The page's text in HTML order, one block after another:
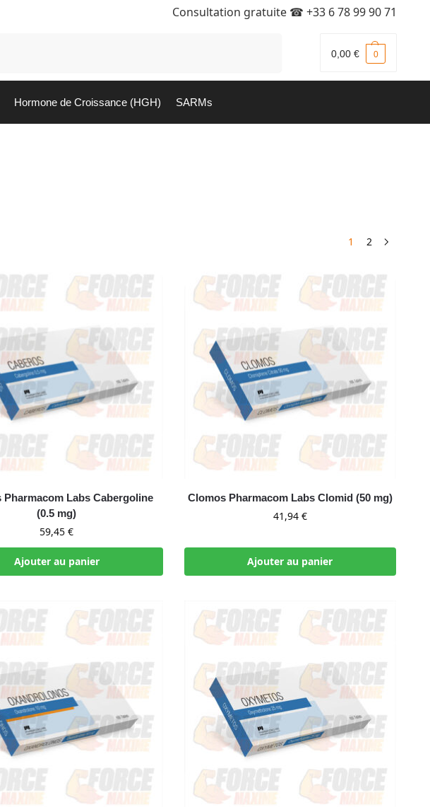
Consultation gratuite ☎ +33 6 78 99 90 71
0,00 € 0
Hormone de Croissance (HGH) SARMs
1 2
Pharmacom Labs Cabergoline
(0.5 mg)
59,45€
Ajouter au panier
Clomos Pharmacom Labs Clomid (50 mg)
41,94 €
Ajouter au panier